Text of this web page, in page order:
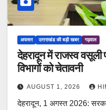
अफसर उत्तराखंड की बड़ी खबर गढ़वाल
देहरादून में राजस्व वसूली
विभागों को चेतावनी
AUGUST 1, 2026
देहरादून, 1 अगस्त 2026: